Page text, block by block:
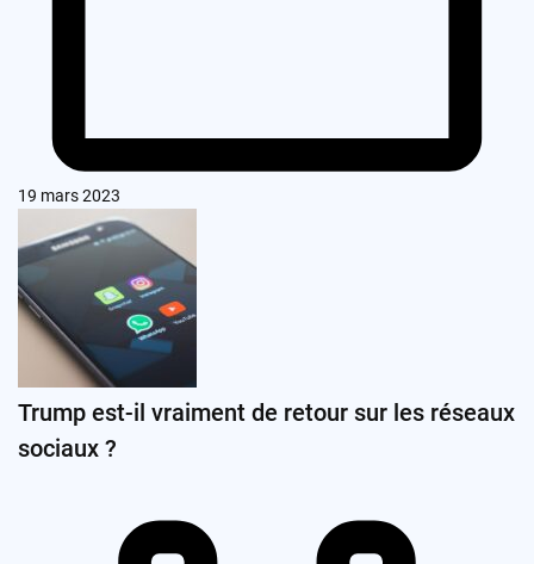
19 mars 2023
Trump est-il vraiment de retour sur les réseaux
sociaux ?